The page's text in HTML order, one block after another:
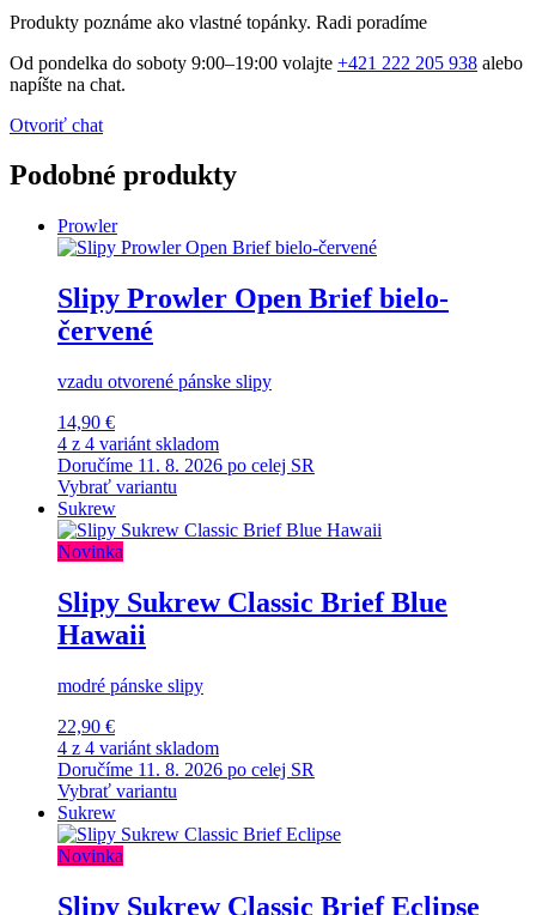
Produkty poznáme ako vlastné topánky. Radi poradíme
Od pondelka do soboty 9:00–19:00 volajte +421 222 205 938 alebo
napíšte na chat.
Otvoriť chat
Podobné produkty
Prowler
Slipy Prowler Open Brief bielo-
červené
vzadu otvorené pánske slipy
14,90 €
4 z 4 variánt skladom
Doručíme 11. 8. 2026 po celej SR
Vybrať variantu
Sukrew
Novinka
Slipy Sukrew Classic Brief Blue
Hawaii
modré pánske slipy
22,90 €
4 z 4 variánt skladom
Doručíme 11. 8. 2026 po celej SR
Vybrať variantu
Sukrew
Novinka
Slipy Sukrew Classic Brief Eclipse